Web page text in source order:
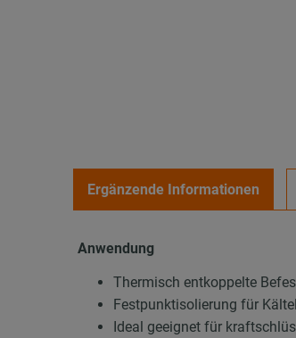
Ergänzende Informationen
Anwendung
Thermisch entkoppelte
Festpunktisolierung für
Ideal geeignet für